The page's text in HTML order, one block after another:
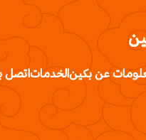
عن بكينالخدماتاتصل